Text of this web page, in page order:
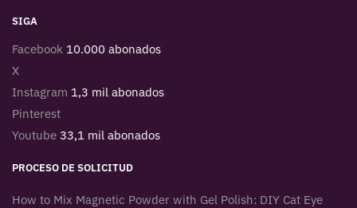
SIGA
Facebook 10.000 abonados
X
Instagram 1,3 mil abonados
Pinterest
Youtube 33,1 mil abonados
PROCESO DE SOLICITUD
How to Mix Magnetic Powder with Gel Polish: DIY Cat Eye